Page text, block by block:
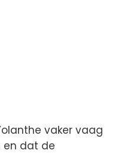
vaker vaag
en dat de